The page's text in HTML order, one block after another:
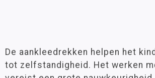
De aankleedrekken helpen het
tot zelfstandigheid. Het werken